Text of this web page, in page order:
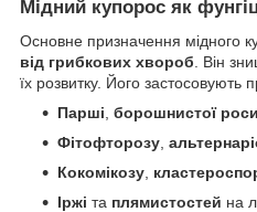
Мідний купорос як
Основне призначення мідного
від грибкових хвороб . Він
їх розвитку. Його застосовують
Парші борошнистої роси
Фітофторозу
Кокомікозу
Іржі та плямистостей на